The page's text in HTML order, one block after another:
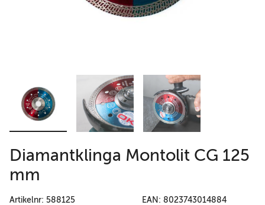
Diamantklinga Montolit CG 125
mm
Artikelnr: 588125 EAN: 8023743014884